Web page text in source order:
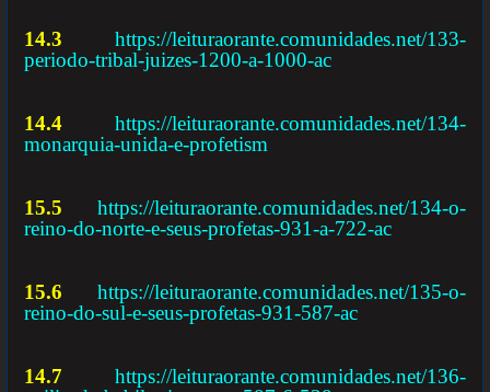
14.3
https://leituraorante.comunidades.net/133-
periodo-tribal-juizes-1200-a-1000-ac
14.4 https://leituraorante.comunidades.net/134-
monarquia-unida-e-profetism
15.5 https://leituraorante.comunidades.net/134-o-
reino-do-norte-e-seus-profetas-931-a-722-ac
15.6 https://leituraorante.comunidades.net/135-o-
reino-do-sul-e-seus-profetas-931-587-ac
14.7
https://leituraorante.comunidades.net/136-